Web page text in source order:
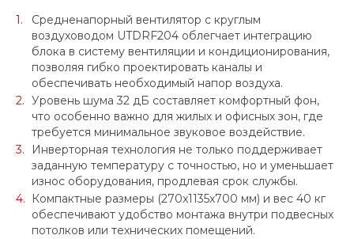
Средненапорный вентилятор с круглым
воздуховодом UTDRF204 облегчает интеграцию
блока в систему вентиляции и кондиционирования,
позволяя гибко проектировать каналы и
обеспечивать необходимый напор воздуха.
Уровень шума 32 дБ составляет комфортный фон,
что особенно важно для жилых и офисных зон, где
требуется минимальное звуковое воздействие.
Инверторная технология не только поддерживает
заданную температуру с точностью, но и уменьшает
износ оборудования, продлевая срок службы.
Компактные размеры (270x1135x700 мм) и вес 40 кг
обеспечивают удобство монтажа внутри подвесных
потолков или технических помещений.